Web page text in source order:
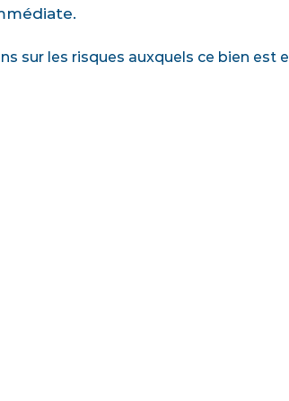
sur les risques auxquels ce bien